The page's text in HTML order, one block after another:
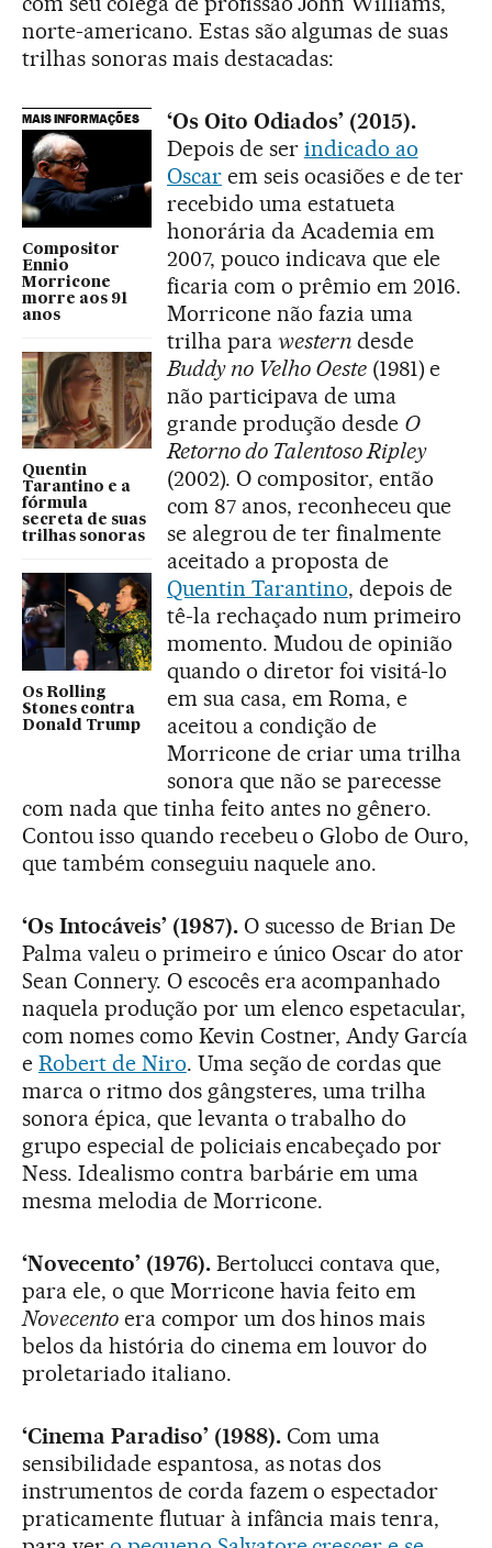
norte-americano. Estas são algumas de suas
trilhas sonoras mais destacadas:
MAIS INFORMAÇÕES
Compositor
Ennio
Morricone
morre aos 91
anos
Quentin
Tarantino e a
fórmula
secreta de suas
trilhas sonoras
Os Rolling
Stones contra
Donald Trump
‘Os Oito Odiados’ (2015).
Depois de ser indicado ao
Oscarem seis ocasiões e de ter
recebido uma estatueta
honorária da Academia em
2007, pouco indicava que ele
ficaria com o prêmio em 2016.
Morricone não fazia uma
trilha para westerndesde
Buddy no Velho Oeste(1981) e
não participava de uma
grande produção desde O
Retorno do Talentoso Ripley
(2002). O compositor, então
com 87 anos, reconheceu que
se alegrou de ter finalmente
aceitado a proposta de
Quentin Tarantino, depois de
tê-la rechaçado num primeiro
momento. Mudou de opinião
quando o diretor foi visitá-lo
em sua casa, em Roma, e
aceitou a condição de
Morricone de criar uma trilha
sonora que não se parecesse
com nada que tinha feito antes no gênero.
Contou isso quando recebeu o Globo de Ouro,
que também conseguiu naquele ano.
‘Os Intocáveis’ (1987). O sucesso de Brian De
Palma valeu o primeiro e único Oscar do ator
Sean Connery. O escocês era acompanhado
naquela produção por um elenco espetacular,
com nomes como Kevin Costner, Andy García
e Robert de Niro. Uma seção de cordas que
marca o ritmo dos gângsteres, uma trilha
sonora épica, que levanta o trabalho do
grupo especial de policiais encabeçado por
Ness. Idealismo contra barbárie em uma
mesma melodia de Morricone.
‘Novecento’ (1976). Bertolucci contava que,
para ele, o que Morricone havia feito em
Novecentoera compor um dos hinos mais
belos da história do cinema em louvor do
proletariado italiano.
‘Cinema Paradiso’ (1988). Com uma
sensibilidade espantosa, as notas dos
instrumentos de corda fazem o espectador
praticamente flutuar à infância mais tenra,